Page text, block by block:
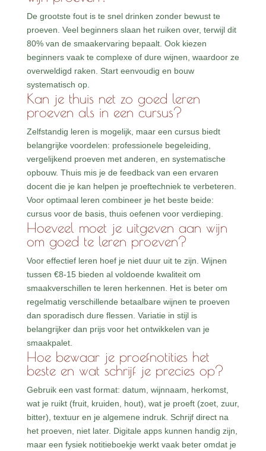
De grootste fout is te snel drinken zonder bewust te
proeven. Veel beginners slaan het ruiken over, terwijl dit
80% van de smaakervaring bepaalt. Ook kiezen
beginners vaak te complexe of dure wijnen, waardoor ze
overweldigd raken. Start eenvoudig en bouw
systematisch op.
Kan je thuis net zo goed leren
proeven als in een cursus?
Zelfstandig leren is mogelijk, maar een cursus biedt
belangrijke voordelen: professionele begeleiding,
vergelijkend proeven met anderen, en systematische
opbouw. Thuis mis je de feedback van een ervaren
docent die je kan helpen je proeftechniek te verbeteren.
Voor optimaal leren combineer je het beste beide:
cursus voor de basis, thuis oefenen voor verdieping.
Hoeveel moet je uitgeven aan wijn
om goed te leren proeven?
Voor effectief leren hoef je niet duur uit te zijn. Wijnen
tussen €8-15 bieden al voldoende kwaliteit om
smaakverschillen te leren herkennen. Het is beter om
regelmatig verschillende betaalbare wijnen te proeven
dan sporadisch dure flessen. Variatie in stijl is
belangrijker dan prijs voor het ontwikkelen van je
smaakpalet.
Hoe bewaar je proefnotities het
beste en wat schrijf je precies op?
Gebruik een vast format: datum, wijnnaam, herkomst,
wat je ruikt (fruit, kruiden, hout), wat je proeft (zoet, zuur,
bitter), textuur en je algemene indruk. Schrijf direct na
het proeven, niet later. Digitale apps kunnen handig zijn,
maar een fysiek notitieboekje werkt vaak beter omdat je